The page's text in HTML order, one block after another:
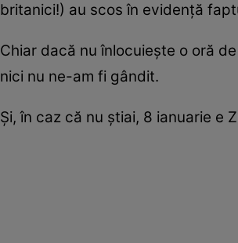
britanici!) au scos în evidenţă
Chiar dacă nu înlocuieşte o oră
nici nu ne-am fi gândit.
Şi, în caz că nu ştiai, 8 ianuarie e